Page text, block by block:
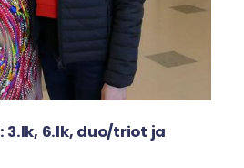
3.lk, 6.lk, duo/triot ja